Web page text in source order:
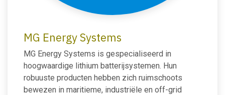
MG Energy Systems
MG Energy Systems is gespecialiseerd in
hoogwaardige lithium batterijsystemen. Hun
robuuste producten hebben zich ruimschoots
bewezen in maritieme, industriële en off-grid